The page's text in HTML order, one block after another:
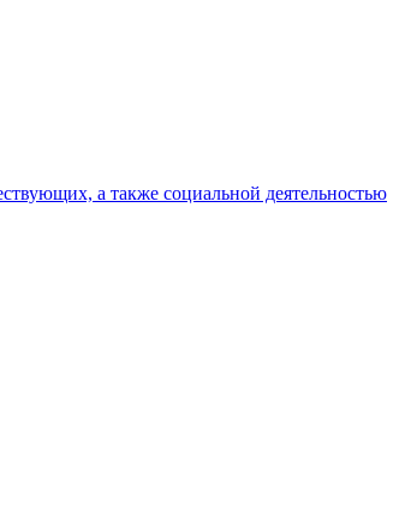
а также социальной деятельностью